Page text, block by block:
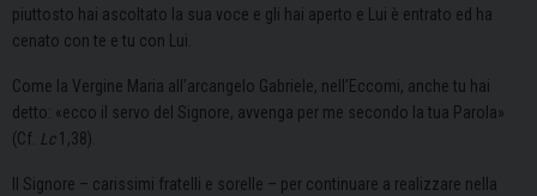
piuttosto hai ascoltato la sua voce e gli hai aperto e Lui è entrato ed ha
cenato con te e tu con Lui.
Come la Vergine Maria all’arcangelo Gabriele, nell’Eccomi, anche tu hai
detto: «ecco il servo del Signore, avvenga per me secondo la tua Parola»
(Cf. Lc1,38).
Il Signore – carissimi fratelli e sorelle – per continuare a realizzare nella